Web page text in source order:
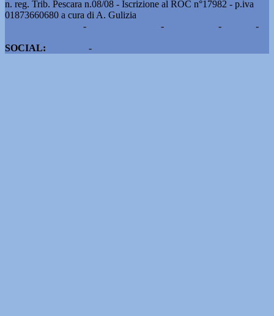
n. reg. Trib. Pescara n.08/08 - Iscrizione al ROC n°17982 - p.iva
01873660680 a cura di A. Gulizia
- - -
-
SOCIAL:
-